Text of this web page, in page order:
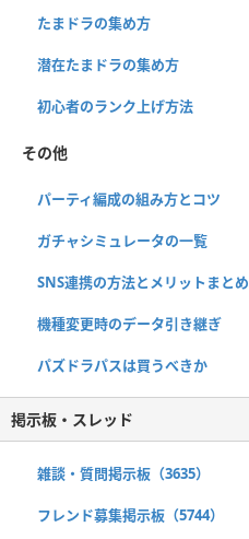
たまドラの集め方
潜在たまドラの集め方
初心者のランク上げ方法
その他
パーティ編成の組み方とコツ
ガチャシミュレータの一覧
SNS連携の方法とメリットまとめ
機種変更時のデータ引き継ぎ
パズドラパスは買うべきか
掲示板・スレッド
雑談・質問掲示板（3635）
フレンド募集掲示板（5744）